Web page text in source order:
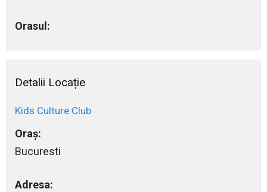
Orasul:
Detalii Locație
Kids Culture Club
Oraș:
Bucuresti
Adresa: